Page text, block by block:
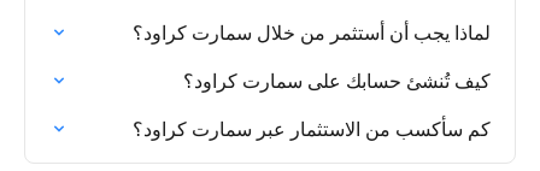
لماذا يجب أن أستثمر من خلال سمارت كراود؟
كيف تُنشئ حسابك على سمارت كراود؟
كم سأكسب من الاستثمار عبر سمارت كراود؟